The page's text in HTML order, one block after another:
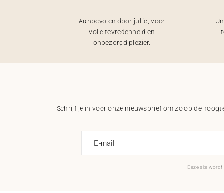
Aanbevolen door jullie, voor
volle tevredenheid en
onbezorgd plezier.
Schrijf je in voor onze nieuwsbrief om zo op de
E-mail
Deze site